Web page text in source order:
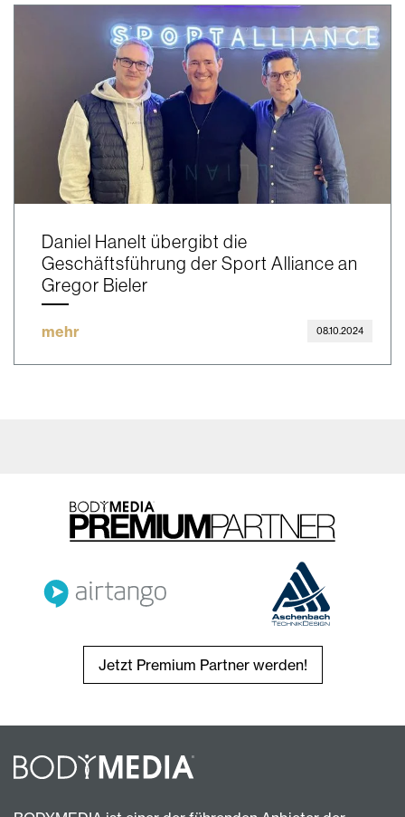
Daniel Hanelt übergibt die
Geschäftsführung der Sport Alliance an
Gregor Bieler
mehr 08.10.2024
Jetzt Premium Partner werden!